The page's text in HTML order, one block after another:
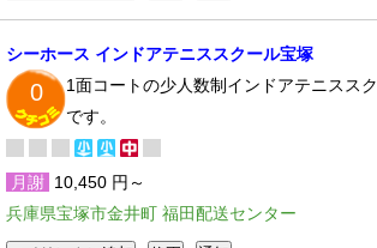
シーホース インドアテニススクール宝塚
0
1面コートの少人数制インドアテニスス
です。
月謝 10,450 円～
兵庫県宝塚市金井町 福田配送センター